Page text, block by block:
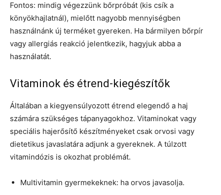
Fontos: mindig végezzünk bőrpróbát (kis csík a
könyökhajlatnál), mielőtt nagyobb mennyiségben
használnánk új terméket gyereken. Ha bármilyen bőrpír
vagy allergiás reakció jelentkezik, hagyjuk abba a
használatát.
Vitaminok és étrend-kiegészítők
Általában a kiegyensúlyozott étrend elegendő a haj
számára szükséges tápanyagokhoz. Vitaminokat vagy
speciális hajerősítő készítményeket csak orvosi vagy
dietetikus javaslatára adjunk a gyereknek. A túlzott
vitamindózis is okozhat problémát.
Multivitamin gyermekeknek: ha orvos javasolja.